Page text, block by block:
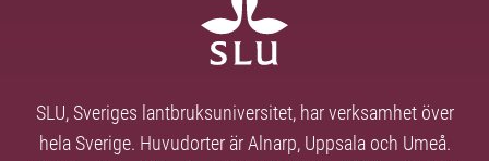
SLU, Sveriges lantbruksuniversitet, har verksamhet över
hela Sverige. Huvudorter är Alnarp, Uppsala och Umeå.